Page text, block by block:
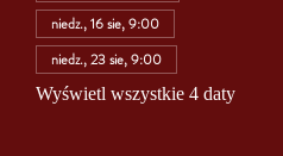
niedz., 16 sie, 9:00
niedz., 23 sie, 9:00
Wyświetl wszystkie 4 daty